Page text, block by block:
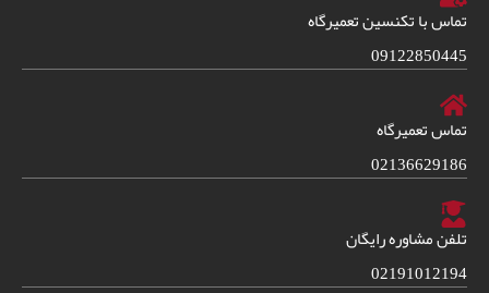
تماس با تکنسین تعمیرگاه
09122850445
تماس تعمیرگاه
02136629186
تلفن مشاوره رایگان
02191012194